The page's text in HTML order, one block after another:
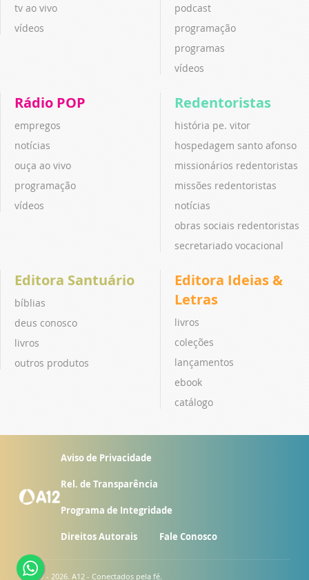
tv ao vivo
vídeos
podcast
programação
programas
vídeos
Rádio POP
empregos
notícias
ouça ao vivo
programação
vídeos
Redentoristas
história pe. vitor
hospedagem santo afonso
missionários redentoristas
missões redentoristas
notícias
obras sociais redentoristas
secretariado vocacional
Editora Santuário
bíblias
deus conosco
livros
outros produtos
Editora Ideias &
Letras
livros
coleções
lançamentos
ebook
catálogo
Aviso de Privacidade
Rel. de Transparência
Programa de Integridade
Direitos Autorais Fale Conosco
© 2007 - 2026. A12 - Conectados pela fé.